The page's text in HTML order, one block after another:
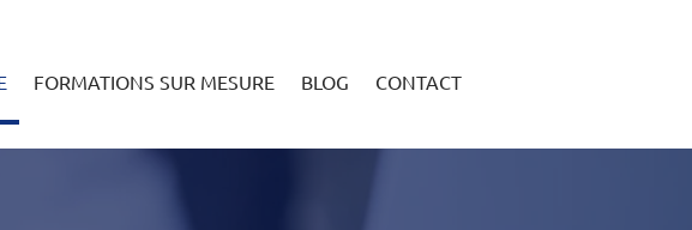
FORMATIONS SUR MESURE BLOG CONTACT